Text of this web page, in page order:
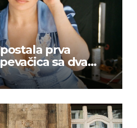
prva
sa dva
prvom mestu u
godini